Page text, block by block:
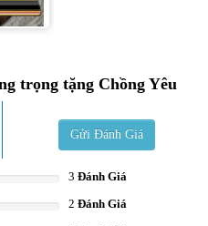
trọng tặng Chồng Yêu
Gửi Đánh Giá
3 Đánh Giá
2 Đánh Giá